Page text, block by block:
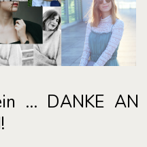
… DANKE AN